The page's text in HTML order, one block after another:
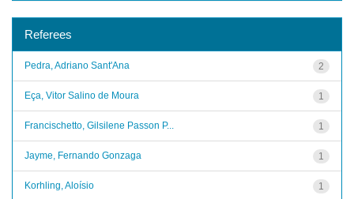
Referees
2
Pedra, Adriano Sant'Ana
1
Eça, Vitor Salino de Moura
1
Francischetto, Gilsilene Passon P...
1
Jayme, Fernando Gonzaga
1
Korhling, Aloísio